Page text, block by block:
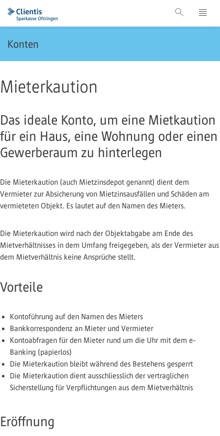
Konten
Mieterkaution
Das ideale Konto, um eine Mietkaution
für ein Haus, eine Wohnung oder einen
Gewerberaum zu hinterlegen
Die Mieterkaution (auch Mietzinsdepot genannt) dient dem
Vermieter zur Absicherung von Mietzinsausfällen und Schäden am
vermieteten Objekt. Es lautet auf den Namen des Mieters.
Die Mieterkaution wird nach der Objektabgabe am Ende des
Mietverhältnisses in dem Umfang freigegeben, als der Vermieter aus
dem Mietverhältnis keine Ansprüche stellt.
Vorteile
Kontoführung auf den Namen des Mieters
Bankkorrespondenz an Mieter und Vermieter
Kontoabfragen für den Mieter rund um die Uhr mit dem e-
Banking (papierlos)
Die Mieterkaution bleibt während des Bestehens gesperrt
Die Mieterkaution dient ausschliesslich der vertraglichen
Sicherstellung für Verpflichtungen aus dem Mietverhältnis
Eröffnung